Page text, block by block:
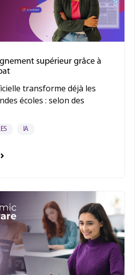
supérieur grâce à
transforme déjà les
écoles : selon des
IA